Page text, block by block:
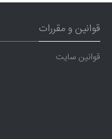
قوانین و مقررات
قوانین سایت